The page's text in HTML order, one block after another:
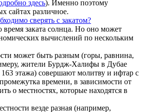
здесь). Именно поэтому
сайтах различное.
сверять с закатом?
заката солнца. Но оно может
вычислений по нескольким
может быть разным (горы, равнина,
жители Бурдж-Халифы в Дубае
этажа) совершают молитву и ифтар с
времени, в зависимости от
о местностях, которые находятся в
везде разная (например,